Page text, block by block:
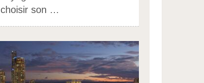
choisir son …